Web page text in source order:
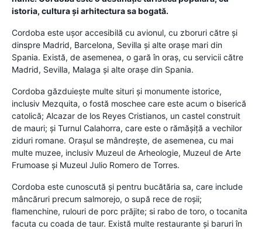
istoria, cultura și arhitectura sa bogată.
Cordoba este ușor accesibilă cu avionul, cu zboruri către și
dinspre Madrid, Barcelona, ​​Sevilla și alte orașe mari din
Spania. Există, de asemenea, o gară în oraș, cu servicii către
Madrid, Sevilla, Malaga și alte orașe din Spania.
Cordoba găzduiește multe situri și monumente istorice,
inclusiv Mezquita, o fostă moschee care este acum o biserică
catolică; Alcazar de los Reyes Cristianos, un castel construit
de mauri; și Turnul Calahorra, care este o rămășiță a vechilor
ziduri romane. Orașul se mândrește, de asemenea, cu mai
multe muzee, inclusiv Muzeul de Arheologie, Muzeul de Arte
Frumoase și Muzeul Julio Romero de Torres.
Cordoba este cunoscută și pentru bucătăria sa, care include
mâncăruri precum salmorejo, o supă rece de roșii;
flamenchine, rulouri de porc prăjite; si rabo de toro, o tocanita
facuta cu coada de taur. Există multe restaurante și baruri în